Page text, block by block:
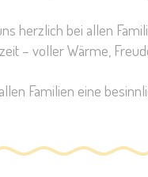
herzlich bei allen
– voller Wärme,
Familien eine